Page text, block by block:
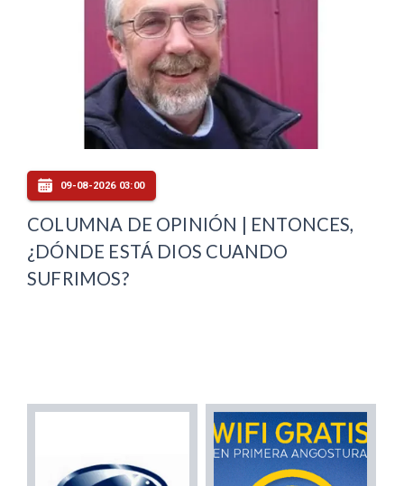
09-08-2026 03:00
COLUMNA DE OPINIÓN | ENTONCES,
¿DÓNDE ESTÁ DIOS CUANDO
SUFRIMOS?